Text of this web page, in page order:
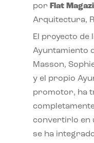
por Flat
Arquitectura,
El proyecto de
Ayuntamiento
Masson,
y el propio
promotor, ha
convertirlo en
se ha